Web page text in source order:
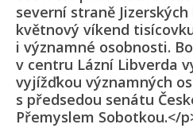
severní straně
květnový víkend
i významné osobnosti.
v centru Lázní Libverda
vyjížďkou významných
s předsedou senátu
Přemyslem Sobotkou.</